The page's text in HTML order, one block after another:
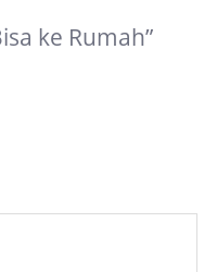
ke Rumah”